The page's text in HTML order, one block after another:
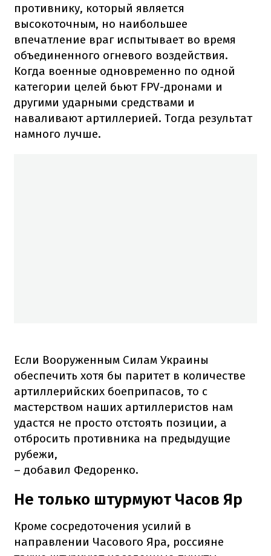
противнику, который является
высокоточным, но наибольшее
впечатление враг испытывает во время
объединенного огневого воздействия.
Когда военные одновременно по одной
категории целей бьют FPV-дронами и
другими ударными средствами и
наваливают артиллерией. Тогда результат
намного лучше.
Если Вооруженным Силам Украины
обеспечить хотя бы паритет в количестве
артиллерийских боеприпасов, то с
мастерством наших артиллеристов нам
удастся не просто отстоять позиции, а
отбросить противника на предыдущие
рубежи,
– добавил Федоренко.
Не только штурмуют Часов Яр
Кроме сосредоточения усилий в
направлении Часового Яра, россияне